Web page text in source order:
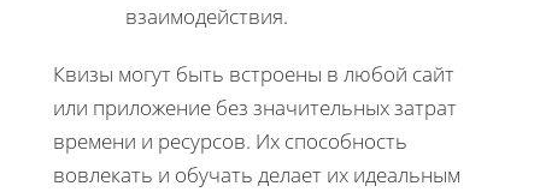
взаимодействия.
Квизы могут быть встроены в любой сайт
или приложение без значительных затрат
времени и ресурсов. Их способность
вовлекать и обучать делает их идеальным